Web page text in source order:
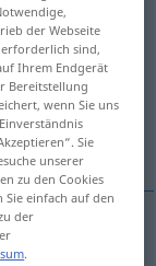
slick
der Webseite
sind,
Ihrem Endgerät
Bereitstellung
wenn Sie uns
Sie
unserer
zu den Cookies
einfach auf den
der
.